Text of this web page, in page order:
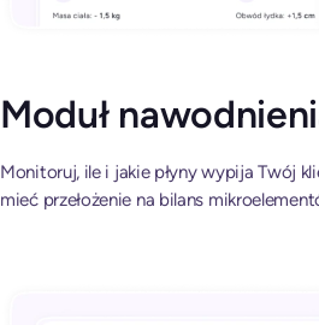
Moduł
Monitoruj, ile i jakie płyny wypija Twój
mieć przełożenie na bilans